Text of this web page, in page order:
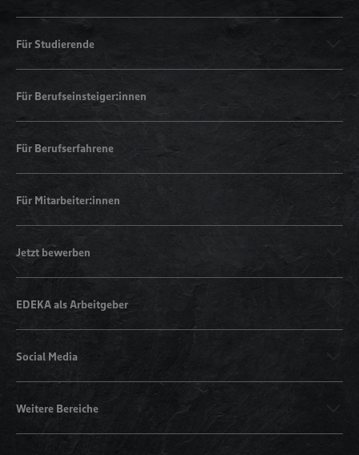
Für Studierende
Für Berufseinsteiger:innen
Für Berufserfahrene
Für Mitarbeiter:innen
Jetzt bewerben
EDEKA als Arbeitgeber
Social Media
Weitere Bereiche